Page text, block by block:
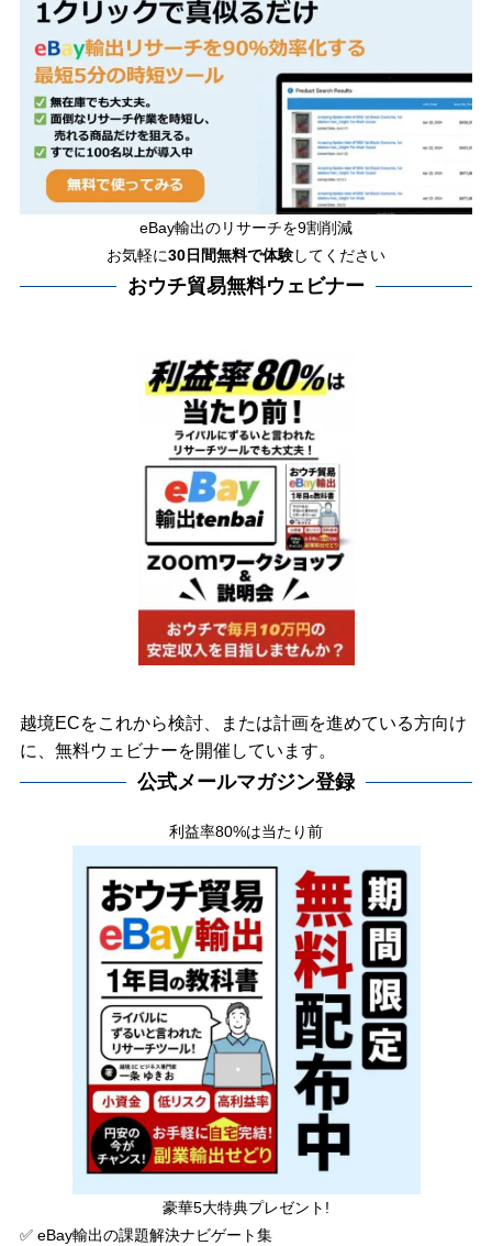
eBay輸出のリサーチを9割削減
お気軽に30日間無料で体験してください
おウチ貿易無料ウェビナー
越境ECをこれから検討、または計画を進めている方向け
に、無料ウェビナーを開催しています。
公式メールマガジン登録
利益率80%は当たり前
豪華5大特典プレゼント!
✅ eBay輸出の課題解決ナビゲート集